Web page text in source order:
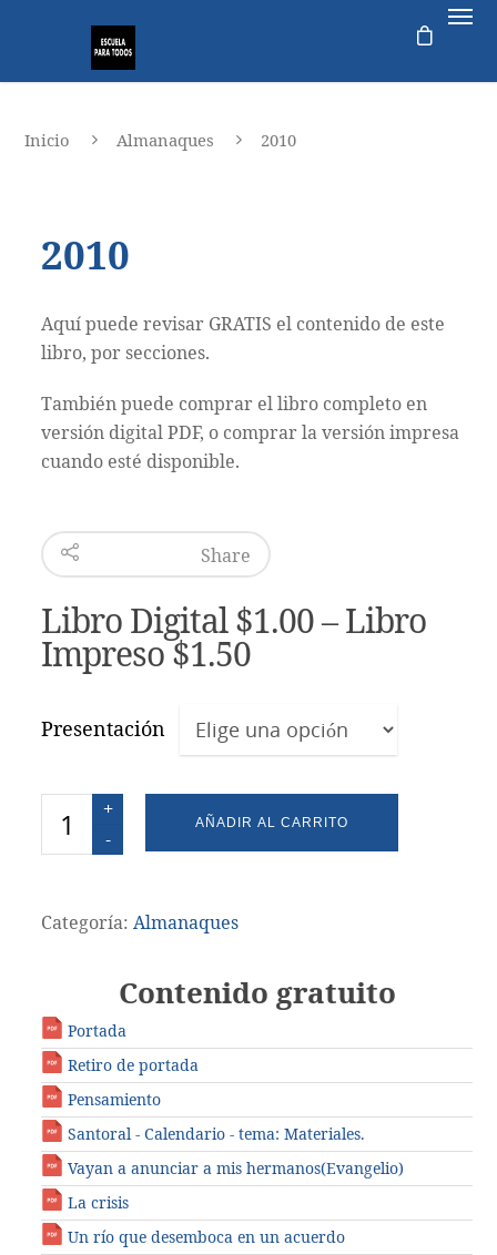
Inicio Almanaques 2010
2010
Aquí puede revisar GRATIS el contenido de este
libro, por secciones.
También puede comprar el libro completo en
versión digital PDF, o comprar la versión impresa
cuando esté disponible.
Share
Libro Digital $1.00–Libro
Impreso $1.50
Presentación
Cantidad AÑADIR AL CARRITO
Categoría:Almanaques
Contenido gratuito
Portada
Retiro de portada
Pensamiento
Santoral - Calendario - tema: Materiales.
Vayan a anunciar a mis hermanos(Evangelio)
La crisis
Un río que desemboca en un acuerdo